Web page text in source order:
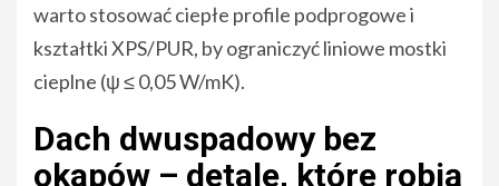
warto stosować ciepłe profile podprogowe i
kształtki XPS/PUR, by ograniczyć liniowe mostki
cieplne (ψ ≤ 0,05 W/mK).
Dach dwuspadowy bez
okapów – detale, które robią